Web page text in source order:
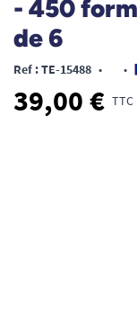
- 450
de 6
Ref : TE-15488 • •
39,00 € TTC